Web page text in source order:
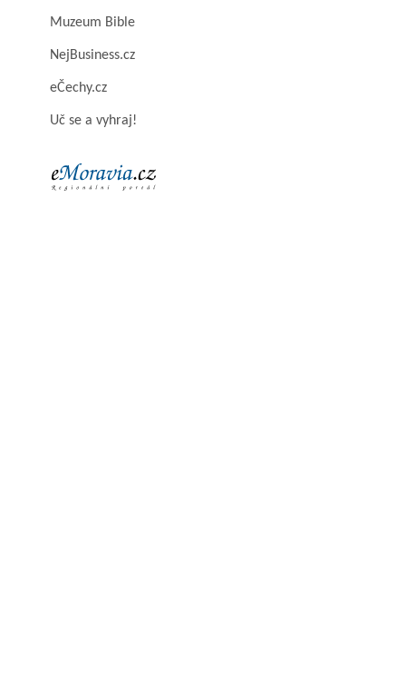
Muzeum Bible
NejBusiness.cz
eČechy.cz
Uč se a vyhraj!